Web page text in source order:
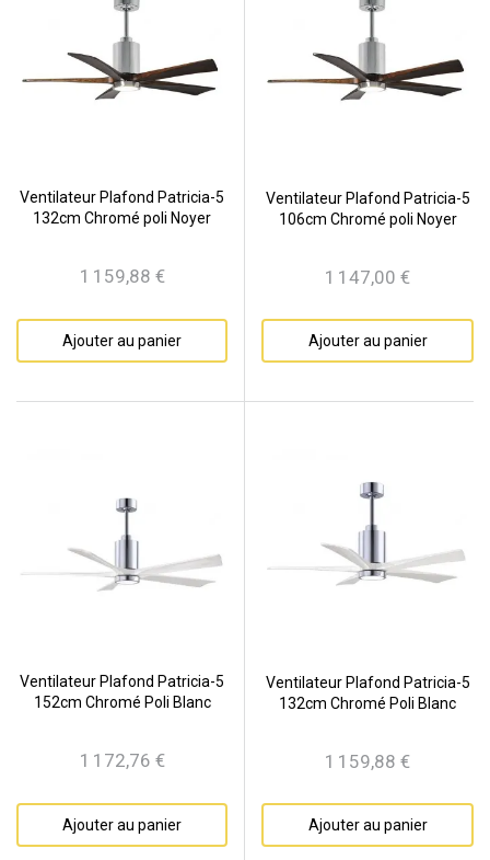
Ventilateur Plafond Patricia-5
132cm Chromé poli Noyer
Prix
1 159,88 €
Ajouter au panier
Ventilateur Plafond Patricia-5
106cm Chromé poli Noyer
Prix
1 147,00 €
Ajouter au panier
Ventilateur Plafond Patricia-5
152cm Chromé Poli Blanc
Prix
1 172,76 €
Ajouter au panier
Ventilateur Plafond Patricia-5
132cm Chromé Poli Blanc
Prix
1 159,88 €
Ajouter au panier